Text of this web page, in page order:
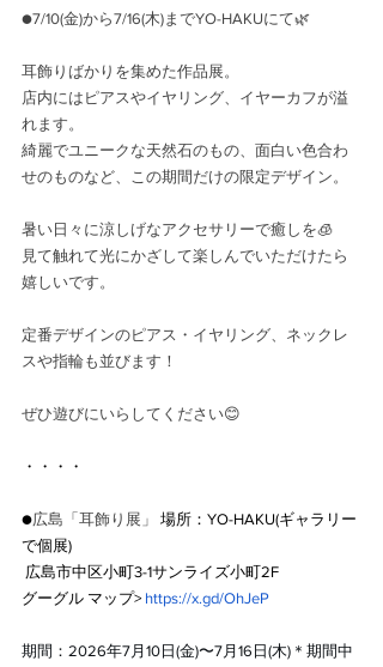
●7/10(金)から7/16(木)までYO-HAKUにて🌿
耳飾りばかりを集めた作品展。
店内にはピアスやイヤリング、イヤーカフが溢
れます。
綺麗でユニークな天然石のもの、面白い色合わ
せのものなど、この期間だけの限定デザイン。
暑い日々に涼しげなアクセサリーで癒しを🧊
見て触れて光にかざして楽しんでいただけたら
嬉しいです。
定番デザインのピアス・イヤリング、ネックレ
スや指輪も並びます！
ぜひ遊びにいらしてください😊
・・・・
●広島「耳飾り展」
場所：YO-HAKU(ギャラリー
で個展)
広島市中区小町3-1サンライズ小町2F
グーグル マップ> https://x.gd/OhJeP
期間：2026年7月10日(金)〜7月16日(木)＊期間中